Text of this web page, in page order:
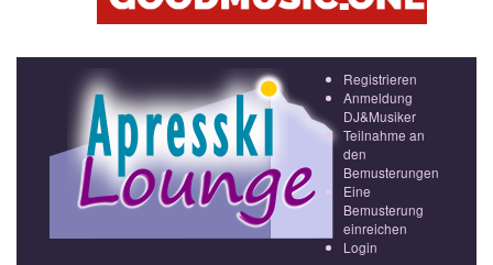
Registrieren
Anmeldung
DJ&Musiker
Teilnahme an
den
Bemusterungen
Eine
Bemusterung
einreichen
Login